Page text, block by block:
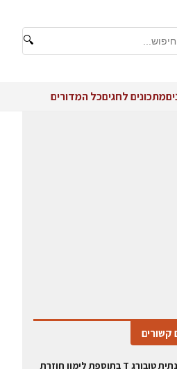
🔍
מתכונים לחגיםכל המדורים
קשורים
הבירה העונתית טובורג T בתוספת לימון חוזרת